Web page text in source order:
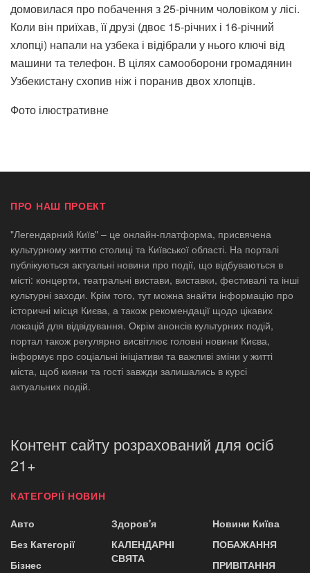
домовилася про побачення з 25-річним чоловіком у лісі.
Коли він приїхав, її друзі (двоє 15-річних і 16-річний
хлопці) напали на узбека і відібрали у нього ключі від
машини та телефон. В цілях самооборони громадянин
Узбекистану схопив ніж і поранив двох хлопців.
Фото ілюстративне
ПРО НАШ ПРОЕКТ
"Легендарний Київ" – це онлайн-платформа, присвячена
культурному життю столиці та Київської області. На порталі
публікуються актуальні новини про події, що відбуваються в
місті: концерти, театральні вистави, виставки, фестивалі та інші
культурні заходи. Крім того, тут можна знайти інформацію про
історичні місця Києва, а також рекомендації щодо цікавих
локацій для відвідування. Окрім анонсів культурних подій,
портал також регулярно висвітлює головні новини Києва,
інформує про соціальні ініціативи та важливі зміни у житті
міста, щоб кияни та гості завжди залишались в курсі
актуальних подій.
Контент сайту розрахований для осіб
21+
КАТЕГОРІЇ НОВИН
Авто
Без Категорії
Бізнес
Здоров'я
КАЛЕНДАРНІ
СВЯТА
Новини Київа
ПОБАЖАННЯ
ПРИВІТАННЯ